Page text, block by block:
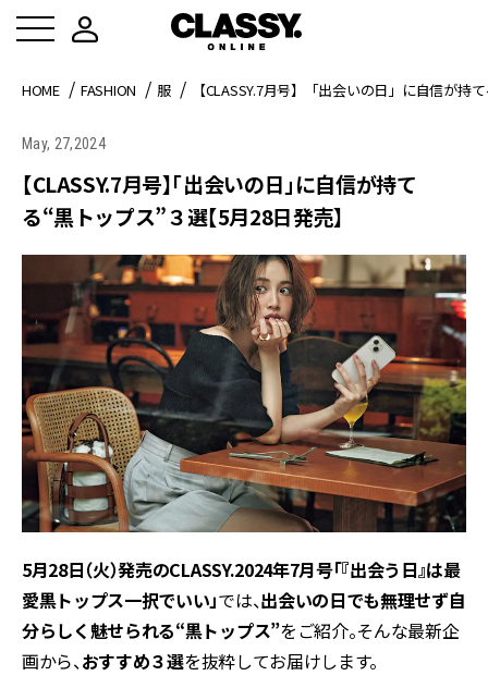
HOME FASHION 服 【CLASSY.7月号】「出会いの日」に自信が持
May, 27,2024
【CLASSY.7月号】「出会いの日」に自信が持て
る“黒トップス”３選【5月28日発売】
5月28日（火）発売のCLASSY.2024年7月号「『出会う日』は最
愛黒トップス一択でいい」では、出会いの日でも無理せず自
分らしく魅せられる“黒トップス”をご紹介。そんな最新企
画から、おすすめ３選を抜粋してお届けします。